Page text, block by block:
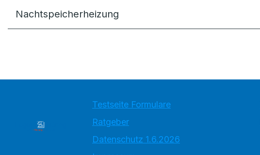
Nachtspeicherheizung
Testseite Formulare
Ratgeber
Datenschutz 1.6.2026